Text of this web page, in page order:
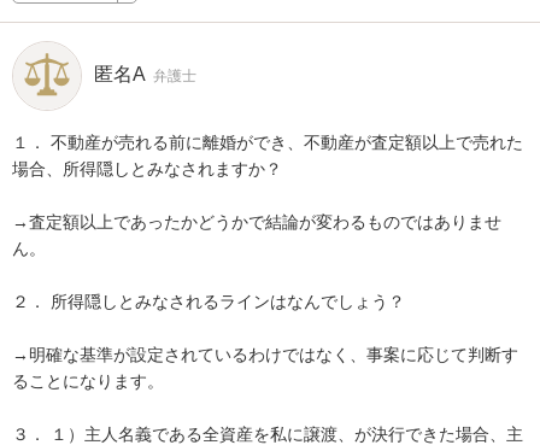
匿名A 弁護士
１．	不動産が売れる前に離婚ができ、不動産が査定額以上で売れた
場合、所得隠しとみなされますか？
→査定額以上であったかどうかで結論が変わるものではありませ
ん。
２．	所得隠しとみなされるラインはなんでしょう？
→明確な基準が設定されているわけではなく、事案に応じて判断す
ることになります。
３．	１）主人名義である全資産を私に譲渡、が決行できた場合、主